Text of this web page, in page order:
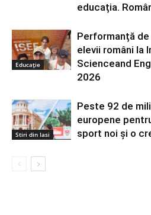
educația.
Educație
Performanță
elevii români la
Scienceand
2026
Stiri din Iasi
Peste 92 de
europene
sport noi și o